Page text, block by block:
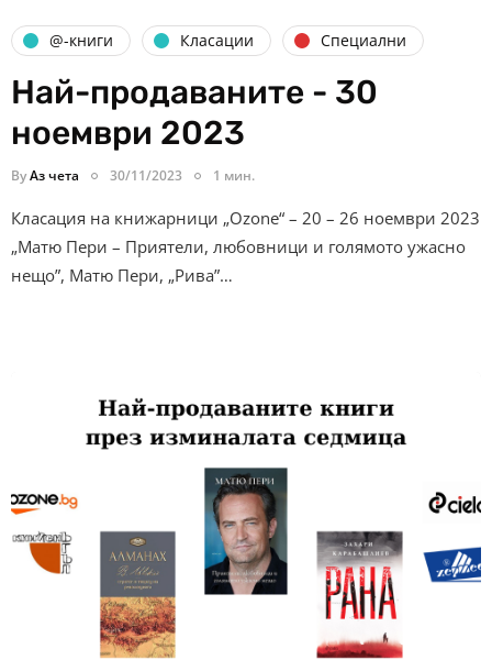
@-книги Класации Специални
Най-продаваните - 30
ноември 2023
ByАз чета 30/11/2023 1 мин.
Класация на книжарници „Ozone“ – 20 – 26 ноември 2023
„Матю Пери – Приятели, любовници и голямото ужасно
нещо”, Матю Пери, „Рива”…